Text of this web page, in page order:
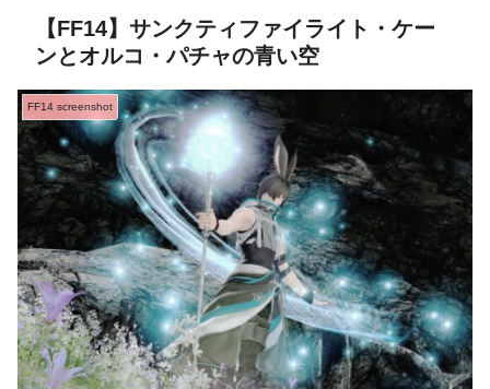
【FF14】サンクティファイライト・ケー
ンとオルコ・パチャの青い空
FF14 screenshot